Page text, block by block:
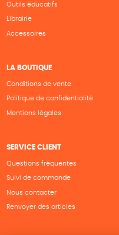
Outils éducatifs
Librairie
Accessoires
LA BOUTIQUE
Conditions de vente
Politique de confidentialité
Mentions légales
SERVICE CLIENT
Questions fréquentes
Suivi de commande
Nous contacter
Renvoyer des articles